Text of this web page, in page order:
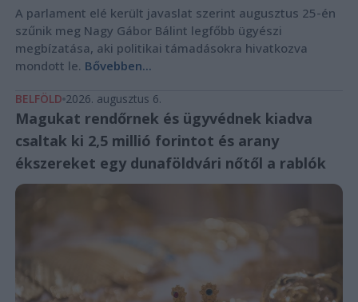
A parlament elé került javaslat szerint augusztus 25-én
szűnik meg Nagy Gábor Bálint legfőbb ügyészi
megbízatása, aki politikai támadásokra hivatkozva
mondott le. Bővebben...
BELFÖLD 2026. augusztus 6.
Magukat rendőrnek és ügyvédnek kiadva
csaltak ki 2,5 millió forintot és arany
ékszereket egy dunaföldvári nőtől a rablók